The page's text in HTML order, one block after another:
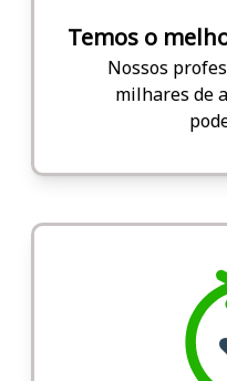
Temos o
Nossos
milhares de